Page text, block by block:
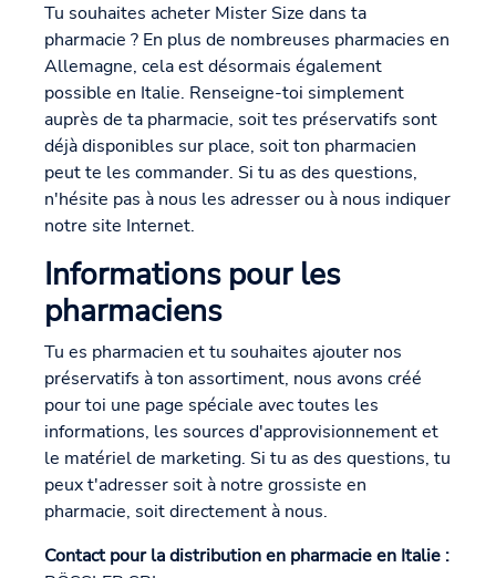
Tu souhaites acheter Mister Size dans ta
pharmacie ? En plus de nombreuses pharmacies en
Allemagne, cela est désormais également
possible en Italie. Renseigne-toi simplement
auprès de ta pharmacie, soit tes préservatifs sont
déjà disponibles sur place, soit ton pharmacien
peut te les commander. Si tu as des questions,
n'hésite pas à nous les adresser ou à nous indiquer
notre site Internet.
Informations pour les
pharmaciens
Tu es pharmacien et tu souhaites ajouter nos
préservatifs à ton assortiment, nous avons créé
pour toi une page spéciale avec toutes les
informations, les sources d'approvisionnement et
le matériel de marketing. Si tu as des questions, tu
peux t'adresser soit à notre grossiste en
pharmacie, soit directement à nous.
Contact pour la distribution en pharmacie en Italie :